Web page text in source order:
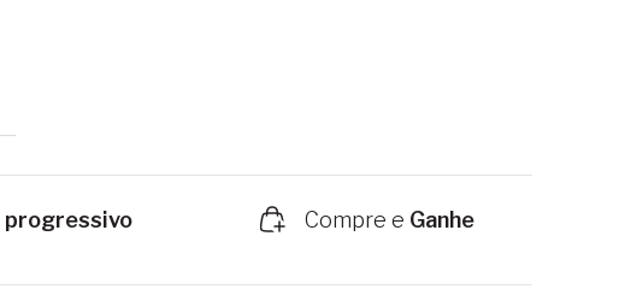
progressivo Compre e Ganhe